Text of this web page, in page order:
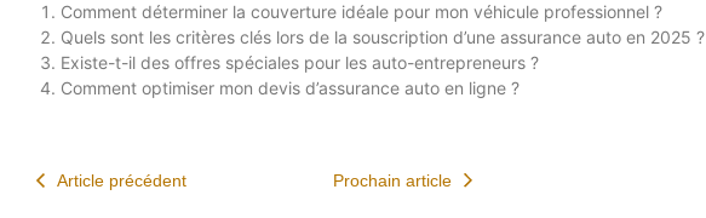
Comment déterminer la couverture idéale pour mon véhicule professionnel ?
Quels sont les critères clés lors de la souscription d’une assurance auto en 2025 ?
Existe-t-il des offres spéciales pour les auto-entrepreneurs ?
Comment optimiser mon devis d’assurance auto en ligne ?
Article précédent Prochain article